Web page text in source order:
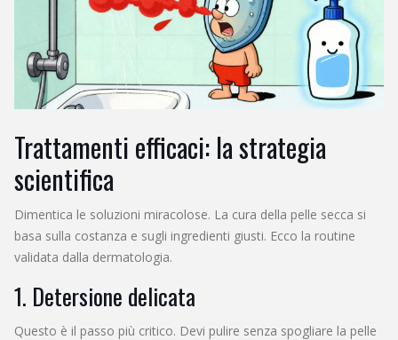
Trattamenti efficaci: la strategia
scientifica
Dimentica le soluzioni miracolose. La cura della pelle secca si
basa sulla costanza e sugli ingredienti giusti. Ecco la routine
validata dalla dermatologia.
1. Detersione delicata
Questo è il passo più critico. Devi pulire senza spogliare la pelle